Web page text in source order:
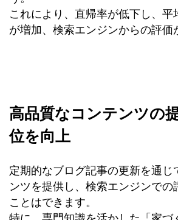
これにより、直帰率が低下し、平
が増加、検索エンジンからの評価
高品質なコンテンツの
位を向上
定期的なブログ記事の更新を通じ
ンツを提供し、検索エンジンでの
ことはできます。